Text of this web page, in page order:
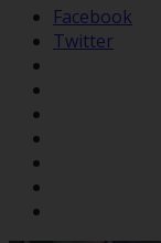
Facebook
Twitter